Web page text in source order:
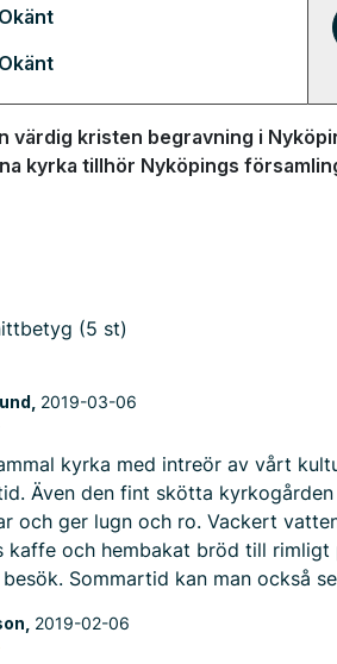
Okänt
Okänt
värdig kristen begravning i
kyrka tillhör Nyköpings
(5 st)
2019-03-06
kyrka med intreör av vårt
Även den fint skötta
och ger lugn och ro. Vackert
kaffe och hembakat bröd till
Sommartid kan man också
2019-02-06